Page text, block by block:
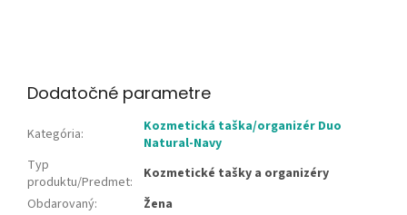
Dodatočné parametre
Kategória:
Kozmetická taška/organizér Duo
Natural-Navy
Typ
produktu/Predmet:
Kozmetické tašky a organizéry
Obdarovaný:
Žena